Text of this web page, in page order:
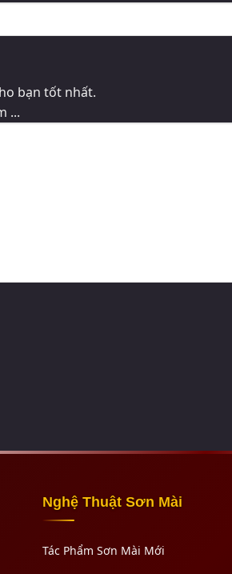
bạn tốt nhất.
...
Nghệ Thuật Sơn Mài
Tác Phẩm Sơn Mài Mới